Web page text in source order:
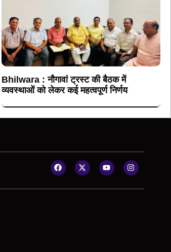
Bhilwara : नौगावां ट्रस्ट की बैठक में
व्यवस्थाओं को लेकर कई महत्वपूर्ण निर्णय